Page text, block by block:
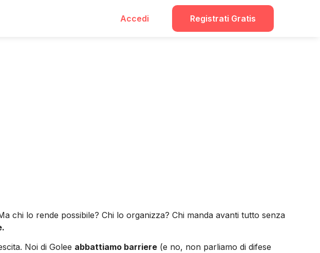
Accedi Registrati Gratis
chi lo rende possibile? Chi lo organizza? Chi manda avanti tutto senza
Noi di Golee abbattiamo barriere (e no, non parliamo di difese